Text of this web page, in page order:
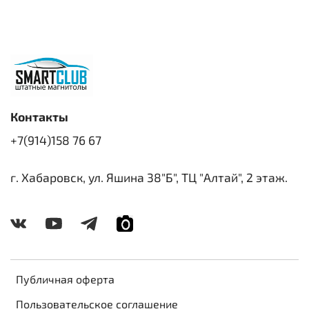
Публичная оферта
Пользовательское соглашение
Контакты
+7(914)158 76 67
г. Хабаровск, ул. Яшина 38"Б", ТЦ "Алтай", 2 этаж.